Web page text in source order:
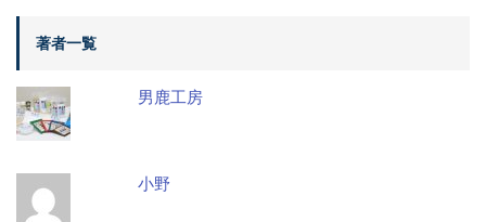
著者一覧
男鹿工房
小野